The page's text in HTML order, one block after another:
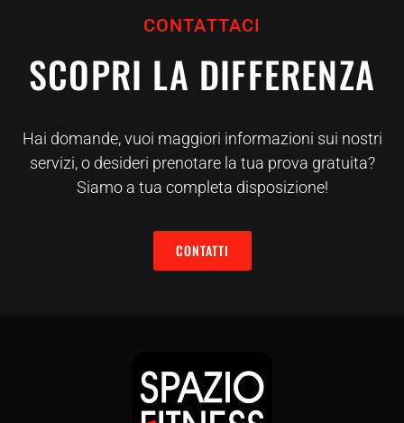
CONTATTACI
SCOPRI LA DIFFERENZA
Hai domande, vuoi maggiori informazioni sui nostri
servizi, o desideri prenotare la tua prova gratuita?
Siamo a tua completa disposizione!
CONTATTI